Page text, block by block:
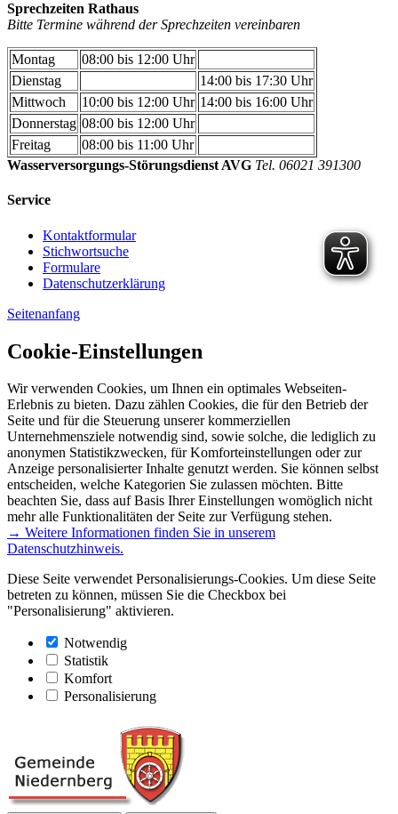
Sprechzeiten Rathaus
Bitte Termine während der Sprechzeiten vereinbaren
Montag
08:00 bis 12:00 Uhr
Dienstag
14:00 bis 17:30 Uhr
Mittwoch
10:00 bis 12:00 Uhr 14:00 bis 16:00 Uhr
Donnerstag 08:00 bis 12:00 Uhr
Freitag
08:00 bis 11:00 Uhr
Wasserversorgungs-Störungsdienst AVG Tel. 06021 391300
Service
Kontaktformular
Stichwortsuche
Formulare
Datenschutzerklärung
Seitenanfang
Cookie-Einstellungen
Wir verwenden Cookies, um Ihnen ein optimales Webseiten-
Erlebnis zu bieten. Dazu zählen Cookies, die für den Betrieb der
Seite und für die Steuerung unserer kommerziellen
Unternehmensziele notwendig sind, sowie solche, die lediglich zu
anonymen Statistikzwecken, für Komforteinstellungen oder zur
Anzeige personalisierter Inhalte genutzt werden. Sie können selbst
entscheiden, welche Kategorien Sie zulassen möchten. Bitte
beachten Sie, dass auf Basis Ihrer Einstellungen womöglich nicht
mehr alle Funktionalitäten der Seite zur Verfügung stehen.
→ Weitere Informationen finden Sie in unserem
Datenschutzhinweis.
Diese Seite verwendet Personalisierungs-Cookies. Um diese Seite
betreten zu können, müssen Sie die Checkbox bei
"Personalisierung" aktivieren.
Notwendig
Statistik
Komfort
Personalisierung